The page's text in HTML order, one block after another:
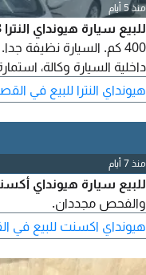
منذ 5 أيام
400 كم. السيارة نظيفة
داخلية السيارة وكالة،
هيونداي النترا للبيع في
منذ 7 أيام
والفحص مجددان.
هيونداي اكسنت للبيع في